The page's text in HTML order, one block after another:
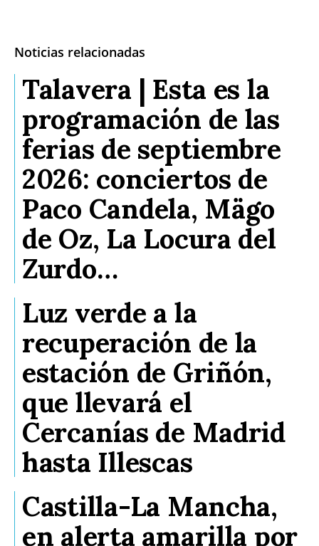
Noticias relacionadas
Talavera | Esta es la
programación de las
ferias de septiembre
2026: conciertos de
Paco Candela, Mägo
de Oz, La Locura del
Zurdo…
Luz verde a la
recuperación de la
estación de Griñón,
que llevará el
Cercanías de Madrid
hasta Illescas
Castilla-La Mancha,
en alerta amarilla por